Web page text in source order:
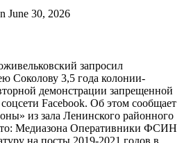
June 30, 2026
запросил
Соколову 3,5 года колонии-
демонстрации запрещенной
Facebook. Об этом сообщает
из зала Ленинского районного
Медиазона Оперативники ФСИН
на посты 2019-2021 годов в